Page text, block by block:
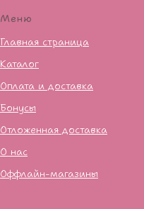
Меню
Главная страница
Каталог
Оплата и доставка
Бонусы
Отложенная доставка
О нас
Оффлайн-магазины